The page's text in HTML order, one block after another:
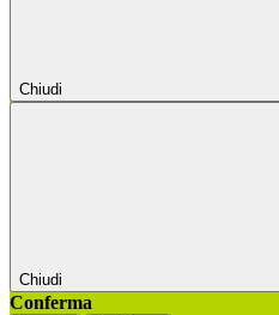
Chiudi
Chiudi
Conferma